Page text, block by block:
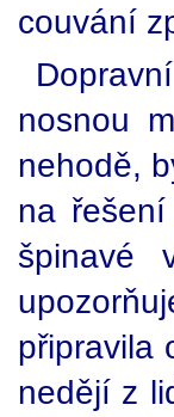
couvání
nosnou
nehodě,
na
špinavé
připravila
nedějí z